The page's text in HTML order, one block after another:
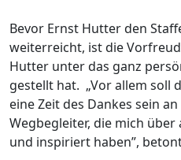
Bevor Ernst Hutter den
weiterreicht, ist die
Hutter unter das ganz
gestellt hat. „Vor allem soll
eine Zeit des Dankes sein
Wegbegleiter, die mich
und inspiriert haben”,